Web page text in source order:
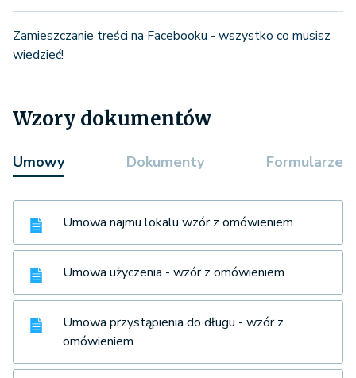
Zamieszczanie treści na Facebooku - wszystko co musisz
wiedzieć!
Wzory dokumentów
Umowy Dokumenty Formularze
Umowa najmu lokalu wzór z omówieniem
Umowa użyczenia - wzór z omówieniem
Umowa przystąpienia do długu - wzór z
omówieniem